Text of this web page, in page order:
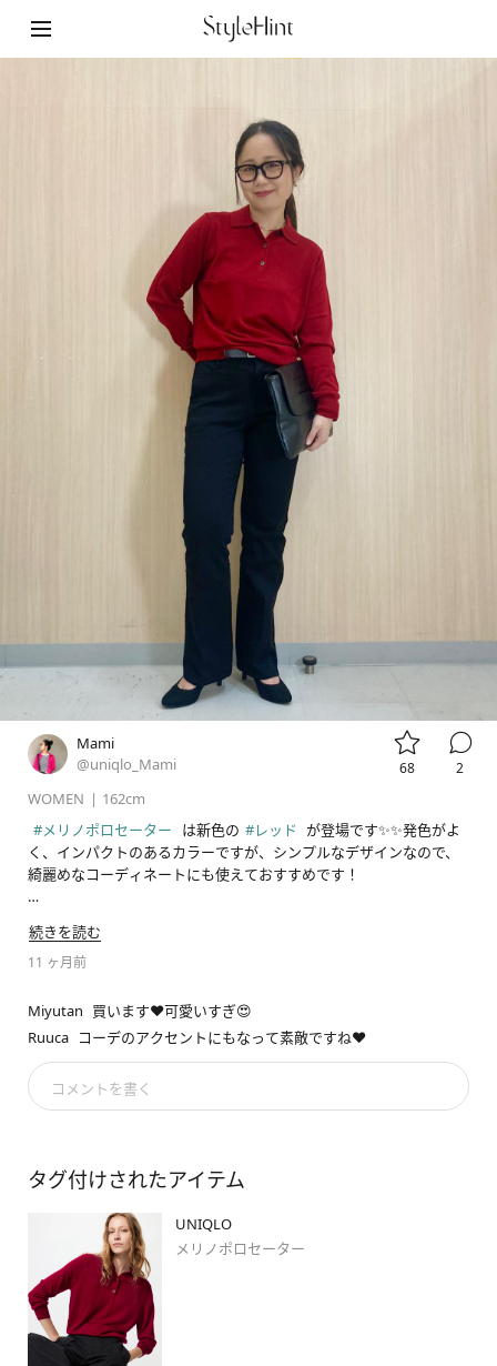
Mami
@uniqlo_Mami

68

2
WOMEN | 162cm
#メリノポロセーター
は新色の #レッド が登場です✨✨発色がよ
く、インパクトのあるカラーですが、シンプルなデザインなので、
綺麗めなコーディネートにも使えておすすめです！
スタイルヒントアプリでは@unqlo_Mamiで投稿中です。🤩
私自身のコンプレックス、太ももや腰回りがカバーできるようなコ
他の投稿も是非ご覧ください♪
#ユニクロ九州沖縄スタイル
#ゆめタウン佐賀
↓↓
#ノーバング女子部
#162cm
#60kg
#骨格ストレート
#ブルベ冬
#ヘアアレンジ
続きを読む
11 ヶ月前
Miyutan 買います❤️可愛いすぎ😍
Ruuca コーデのアクセントにもなって素敵ですね❤️
コメントを書く
タグ付けされたアイテム
UNIQLO
メリノポロセーター